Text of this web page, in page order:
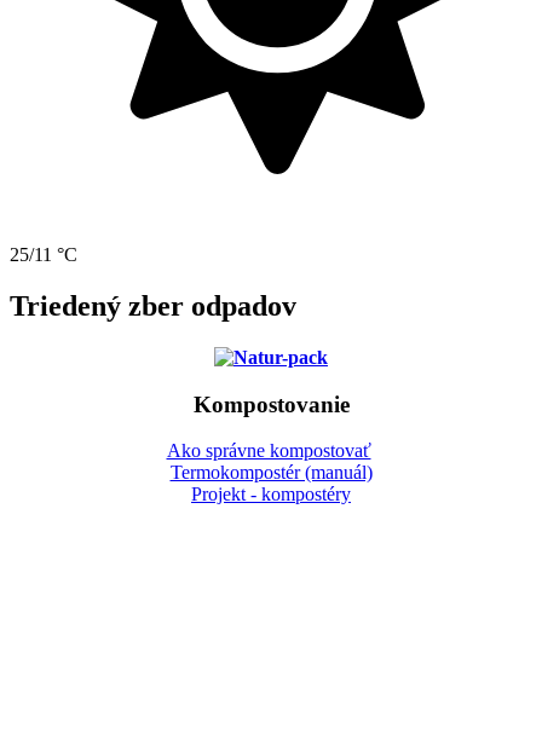
25/11 °C
Triedený zber odpadov
Kompostovanie
Ako správne kompostovať
Termokompostér (manuál)
Projekt - kompostéry